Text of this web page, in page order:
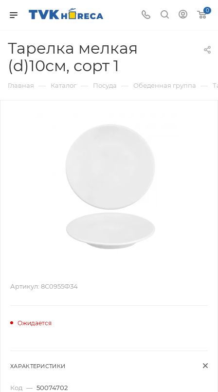
0
Тарелка мелкая
(d)10см, сорт 1
Главная — Каталог — Посуда — Обеденная группа —
Артикул: 8С0955Ф34
Ожидается
ХАРАКТЕРИСТИКИ
Код — 50074702